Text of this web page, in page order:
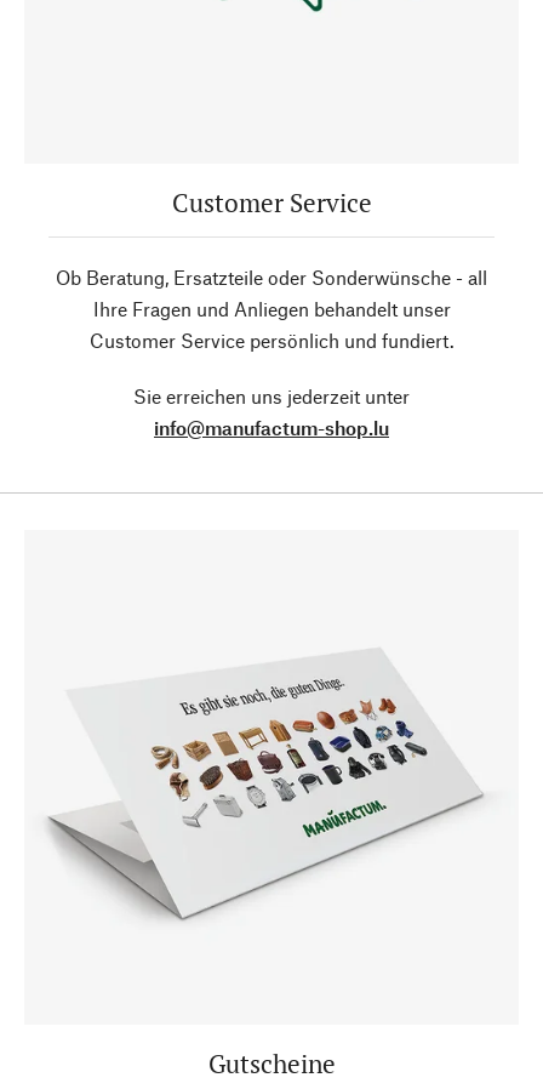
Customer Service
Ob Beratung, Ersatzteile oder Sonderwünsche - all
Ihre Fragen und Anliegen behandelt unser
Customer Service persönlich und fundiert.
Sie erreichen uns jederzeit unter
info@manufactum-shop.lu
Gutscheine